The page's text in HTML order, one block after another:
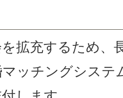
拡充するため、
マッチングシス